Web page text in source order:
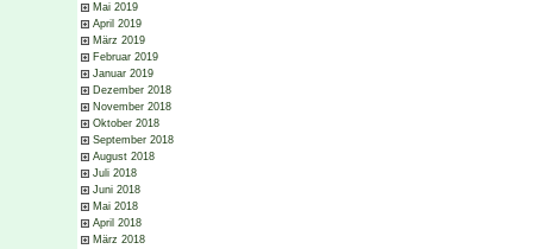
Mai 2019
April 2019
März 2019
Februar 2019
Januar 2019
Dezember 2018
November 2018
Oktober 2018
September 2018
August 2018
Juli 2018
Juni 2018
Mai 2018
April 2018
März 2018